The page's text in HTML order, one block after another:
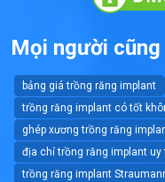
Mọi người
bảng giá trồng răng implant
trồng răng implant có tốt
ghép xương trồng răng
địa chỉ trồng răng implant uy
trồng răng implant